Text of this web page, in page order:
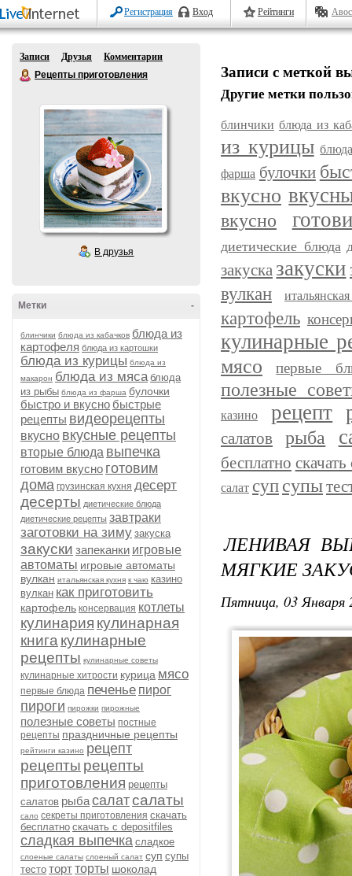
Регистрация Вход Рейтинги
Записи Друзья
Комментарии
Рецепты приготовления
В друзья
-
Метки
блинчики блюда из кабачков блюда из
картофеля блюда из картошки
блюда из курицы блюда из
макарон блюда из мяса блюда
из рыбы блюда из фарша булочки
быстро и вкусно быстрые
рецепты видеорецепты
вкусно вкусные рецепты
вторые блюда выпечка
готовим вкусно готовим
дома грузинская кухня десерт
десерты диетические блюда
диетические рецепты завтраки
заготовки на зиму закуска
закуски запеканки игровые
автоматы игровые автоматы
вулкан итальянская кухня к чаю казино
вулкан как приготовить
картофель консервация котлеты
кулинария кулинарная
книга кулинарные
рецепты кулинарные советы
кулинарные хитрости курица мясо
первые блюда печенье пирог
пироги пирожки пирожные
полезные советы постные
рецепты праздничные рецепты
рейтинги казино рецепт
рецепты рецепты
приготовления рецепты
салатов рыбасалатсалаты
сало секреты приготовления скачать
бесплатно скачать с depositfiles
сладкая выпечка сладкое
слоеные салаты слоеный салат суп супы
тесто тортторты шоколад
Записи с меткой
Другие метки
блинчики блюда из
из курицы
фарша булочки
вкусно
вкусно
диетические блюда
закусказакуски
вулкан
картофель
кулинарные
мясо
первые
полезные
казино рецепт
салатов рыба
бесплатно
салат суп супы
ЛЕНИВАЯ
МЯГКИЕ
Пятница, 03 Января